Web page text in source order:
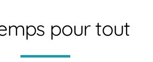
pour tout